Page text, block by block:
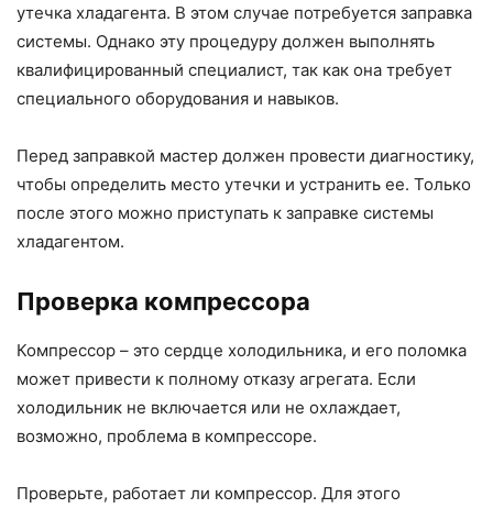
утечка хладагента. В этом случае потребуется заправка
системы. Однако эту процедуру должен выполнять
квалифицированный специалист, так как она требует
специального оборудования и навыков.
Перед заправкой мастер должен провести диагностику,
чтобы определить место утечки и устранить ее. Только
после этого можно приступать к заправке системы
хладагентом.
Проверка компрессора
Компрессор – это сердце холодильника, и его поломка
может привести к полному отказу агрегата. Если
холодильник не включается или не охлаждает,
возможно, проблема в компрессоре.
Проверьте, работает ли компрессор. Для этого